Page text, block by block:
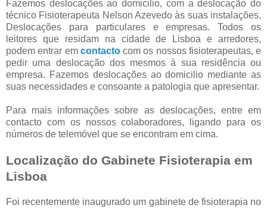
Fazemos deslocações ao domicilio, com a deslocação do
técnico Fisioterapeuta Nelson Azevedo às suas instalações.
Deslocações para particulares e empresas. Todos os
leitores que residam na cidade de Lisboa e arredores,
podem entrar em contactocom os nossos fisioterapeutas, e
pedir uma deslocação dos mesmos à sua residência ou
empresa. Fazemos deslocações ao domicilio mediante as
suas necessidades e consoante a patologia que apresentar.
Para mais informações sobre as deslocações, entre em
contacto com os nossos colaboradores, ligando para os
números de telemóvel que se encontram em cima.
Localização do Gabinete Fisioterapia em
Lisboa
Foi recentemente inaugurado um gabinete de fisioterapia no